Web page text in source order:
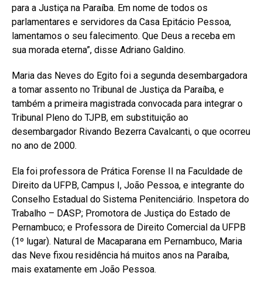
para a Justiça na Paraíba. Em nome de todos os
parlamentares e servidores da Casa Epitácio Pessoa,
lamentamos o seu falecimento. Que Deus a receba em
sua morada eterna”, disse Adriano Galdino.
Maria das Neves do Egito foi a segunda desembargadora
a tomar assento no Tribunal de Justiça da Paraíba, e
também a primeira magistrada convocada para integrar o
Tribunal Pleno do TJPB, em substituição ao
desembargador Rivando Bezerra Cavalcanti, o que ocorreu
no ano de 2000.
Ela foi professora de Prática Forense II na Faculdade de
Direito da UFPB, Campus I, João Pessoa, e integrante do
Conselho Estadual do Sistema Penitenciário. Inspetora do
Trabalho – DASP; Promotora de Justiça do Estado de
Pernambuco; e Professora de Direito Comercial da UFPB
(1º lugar). Natural de Macaparana em Pernambuco, Maria
das Neve fixou residência há muitos anos na Paraíba,
mais exatamente em João Pessoa.